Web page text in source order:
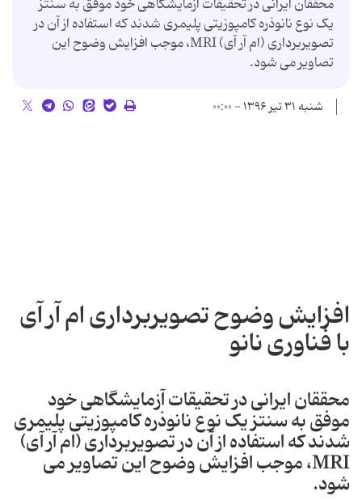
محققان ایرانی در تحقیقات آزمایشگاهی خود موفق به سنتز
یک نوع نانوذره کامپوزیتی پلیمری شدند که استفاده از آن در
تصویربرداری (ام آر آی) MRI، موجب افزایش وضوح این
تصاویر می شود.
شنبه ۳۱ تیر ۱۳۹۶ - ۰۰:۰۰
افزایش وضوح تصویربرداری ام آر آی
با فناوری نانو
محققان ایرانی در تحقیقات آزمایشگاهی خود
موفق به سنتز یک نوع نانوذره‌ کامپوزیتی پلیمری
شدند که استفاده از آن در تصویربرداری (ام آر آی)
MRI، موجب افزایش وضوح این تصاویر می‌
شود.